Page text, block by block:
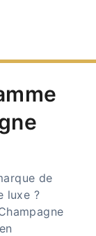
de
luxe ?